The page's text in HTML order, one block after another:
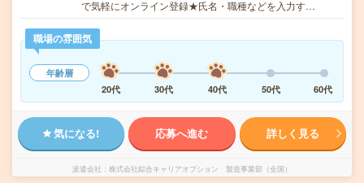
で気軽にオンライン登録★氏名・職種などを入力す…
職場の雰囲気
年齢層
20代
30代 40代 50代 60代
気になる! 応募へ進む 詳しく見る
派遣会社 株式会社綜合キャリアオプション 製造事業部（全国）